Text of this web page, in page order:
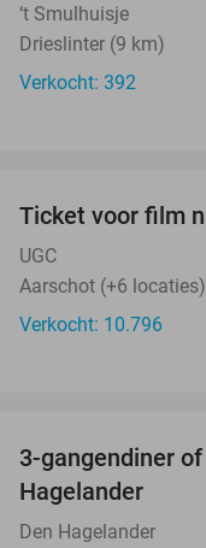
‘t Smulhuisje
Drieslinter (9 km)
Verkocht: 392
Ticket voor film
UGC
Aarschot (+6
Verkocht: 10.796
3-gangendiner
Hagelander
Den Hagelander